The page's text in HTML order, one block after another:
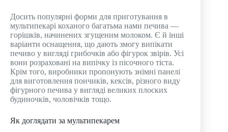
Досить популярні форми для приготування в
мультипекарі коханого багатьма нами печива —
горішків, начинених згущеним молоком. Є й інші
варіанти оснащення, що дають змогу випікати
печиво у вигляді грибочків або фігурок звірів. Усі
вони розраховані на випічку із пісочного тіста.
Крім того, виробники пропонують знімні панелі
для виготовлення пончиків, кексів, різного виду
фігурного печива у вигляді великих плоских
будиночків, чоловічків тощо.
Як доглядати за мультипекарем